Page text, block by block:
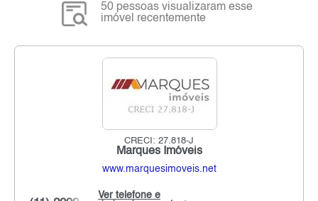
50 pessoas visualizaram esse
imóvel recentemente
CRECI: 27.818-J
Marques Imóveis
www.marquesimoveis.net
Ver telefone e